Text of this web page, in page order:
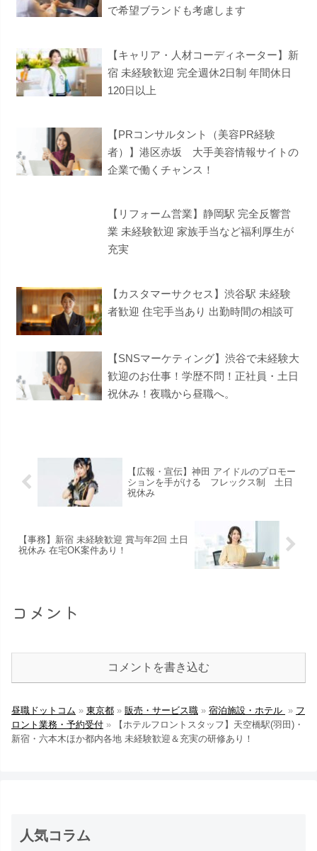
で希望ブランドも考慮します
【キャリア・人材コーディネーター】新
宿 未経験歓迎 完全週休2日制 年間休日
120日以上
【PRコンサルタント（美容PR経験
者）】港区赤坂 大手美容情報サイトの
企業で働くチャンス！
【リフォーム営業】静岡駅 完全反響営
業 未経験歓迎 家族手当など福利厚生が
充実
【カスタマーサクセス】渋谷駅 未経験
者歓迎 住宅手当あり 出勤時間の相談可
【SNSマーケティング】渋谷で未経験大
歓迎のお仕事！学歴不問！正社員・土日
祝休み！夜職から昼職へ。
【広報・宣伝】神田 アイドルのプロモー
ションを手がける フレックス制 土日
祝休み
【事務】新宿 未経験歓迎 賞与年2回 土日
祝休み 在宅OK案件あり！
コメント
コメントを書き込む
昼職ドットコム » 東京都 » 販売・サービス職 » 宿泊施設・ホテル » フ
ロント業務・予約受付 »
【ホテルフロントスタッフ】天空橋駅(羽田)・
新宿・六本木ほか都内各地 未経験歓迎＆充実の研修あり！
人気コラム